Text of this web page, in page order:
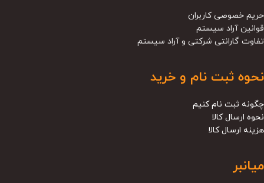
حریم خصوصی کاربران
قوانین آراد سیستم
تفاوت گارانتی شرکتی و آراد سیستم
نحوه ثبت نام و خرید
چگونه ثبت نام کنیم
نحوه ارسال کالا
هزینه ارسال کالا
میانبر